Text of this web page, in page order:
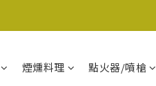
煙燻料理 點火器/噴槍